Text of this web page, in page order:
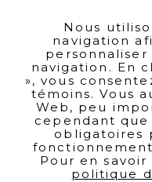
IRISH
1L
AJOUTER AU
RETOUR AUX PRODUITS
Nous
navigation
navigation. En
», vous
témoins. Vous
Web, peu
cependant
obligatoires
Pour en
politique